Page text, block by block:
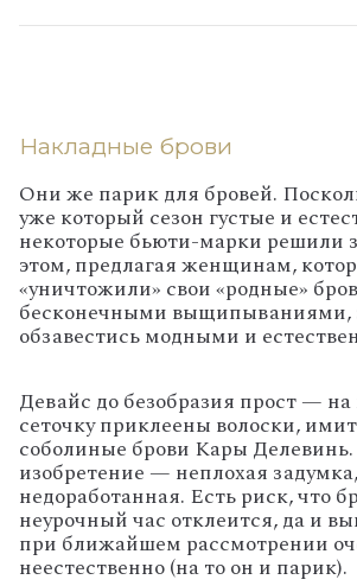
Накладные брови
Они же парик для бровей.
уже который сезон густые и
некоторые бьюти-марки решили
этом, предлагая женщинам,
«уничтожили» свои «родные»
бесконечными выщипываниями,
обзавестись модными и
Девайс до безобразия прост —
сеточку приклеены волоски,
соболиные брови Кары
изобретение — неплохая
недоработанная. Есть риск, что
неурочный час отклеится, да и
при ближайшем рассмотрении
неестественно (на то он и парик).